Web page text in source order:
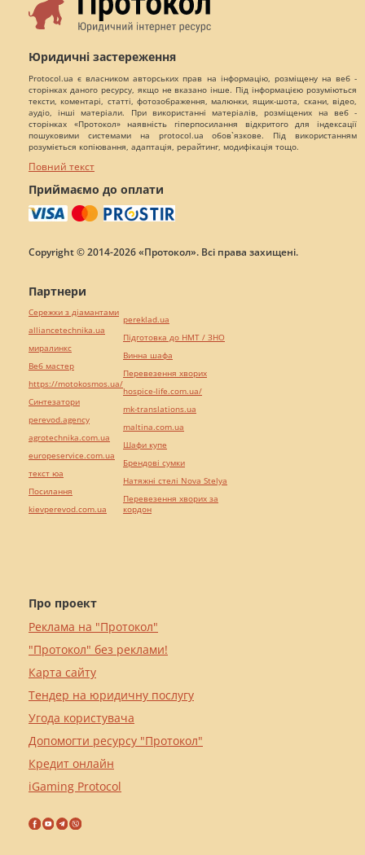
Юридичні застереження
Protocol.ua є власником авторських прав на інформацію, розміщену на веб -
сторінках даного ресурсу, якщо не вказано інше. Під інформацією розуміються
тексти, коментарі, статті, фотозображення, малюнки, ящик-шота, скани, відео,
аудіо, інші матеріали. При використанні матеріалів, розміщених на веб -
сторінках «Протокол» наявність гіперпосилання відкритого для індексації
пошуковими системами на protocol.ua обов`язкове. Під використанням
розуміється копіювання, адаптація, рерайтинг, модифікація тощо.
Повний текст
Приймаємо до оплати
Copyright © 2014-2026 «Протокол». Всі права захищені.
Про проект
Реклама на "Протокол"
"Протокол" без реклами!
Карта сайту
Тендер на юридичну послугу
Угода користувача
Допомогти ресурсу "Протокол"
Кредит онлайн
iGaming Protocol
Партнери
Сережки з діамантами
alliancetechnika.ua
миралинкс
Веб мастер
https://motokosmos.ua/
Синтезатори
perevod.agency
agrotechnika.com.ua
europeservice.com.ua
текст юа
Посилання
kievperevod.com.ua
pereklad.ua
Підготовка до НМТ / ЗНО
Винна шафа
Перевезення хворих
hospice-life.com.ua/
mk-translations.ua
maltina.com.ua
Шафи купе
Брендові сумки
Натяжні стелі Nova Stelya
Перевезення хворих за
кордон